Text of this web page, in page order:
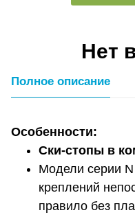
Нет
Полное описание
Особенности:
Ски-стопы в
Модели серии N
креплений
правило без